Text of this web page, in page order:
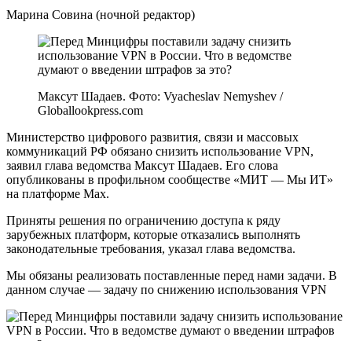
Марина Совина (ночной редактор)
Максут Шадаев. Фото: Vyacheslav Nemyshev /
Globallookpress.com
Министерство цифрового развития, связи и массовых
коммуникаций РФ обязано снизить использование VPN,
заявил глава ведомства Максут Шадаев. Его слова
опубликованы в профильном сообществе «МИТ — Мы ИТ»
на платформе Max.
Приняты решения по ограничению доступа к ряду
зарубежных платформ, которые отказались выполнять
законодательные требования, указал глава ведомства.
Мы обязаны реализовать поставленные перед нами задачи. В
данном случае — задачу по снижению использования VPN